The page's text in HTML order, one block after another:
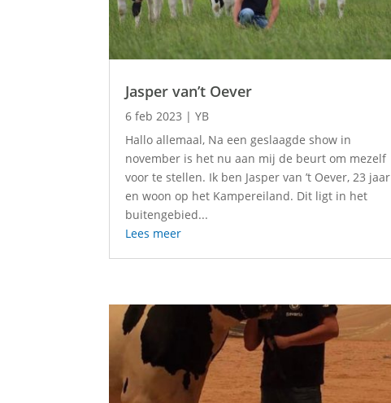
Jasper van’t Oever
6 feb 2023 |YB
Hallo allemaal, Na een geslaagde show in
november is het nu aan mij de beurt om mezelf
voor te stellen. Ik ben Jasper van ’t Oever, 23 jaar
en woon op het Kampereiland. Dit ligt in het
buitengebied...
Lees meer